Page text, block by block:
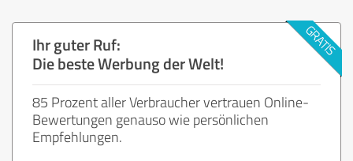
Ihr guter Ruf:
Die beste Werbung der Welt!
85 Prozent aller Verbraucher vertrauen Online-
Bewertungen genauso wie persönlichen
Empfehlungen.